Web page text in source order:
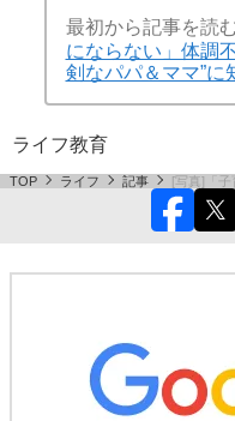
最初から記事を読
にならない」体調
剣なパパ＆ママ”に
ライフ教育
TOP ライフ 記事 [写真]「